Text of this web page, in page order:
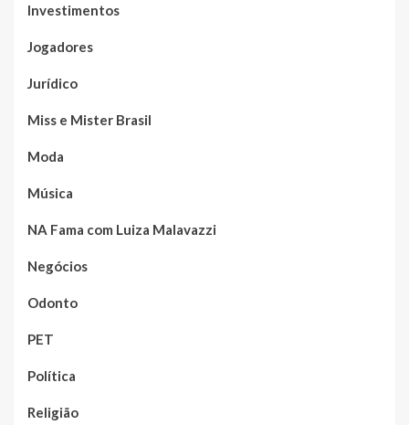
Investimentos
Jogadores
Jurídico
Miss e Mister Brasil
Moda
Música
NA Fama com Luiza Malavazzi
Negócios
Odonto
PET
Política
Religião